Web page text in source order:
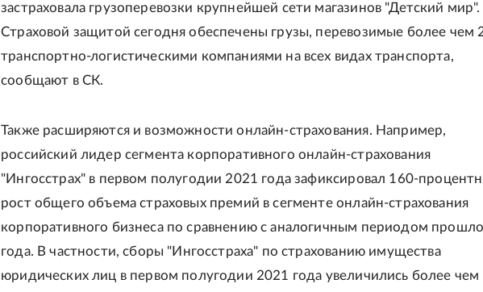
застраховала грузоперевозки крупнейшей сети магазинов "Детский мир".
Страховой защитой сегодня обеспечены грузы, перевозимые более чем
транспортно-логистическими компаниями на всех видах транспорта,
сообщают в СК.
Также расширяются и возможности онлайн-страхования. Например,
российский лидер сегмента корпоративного онлайн-страхования
"Ингосстрах" в первом полугодии 2021 года зафиксировал 160-
рост общего объема страховых премий в сегменте онлайн-страхования
корпоративного бизнеса по сравнению с аналогичным периодом
года. В частности, сборы "Ингосстраха" по страхованию имущества
юридических лиц в первом полугодии 2021 года увеличились более чем